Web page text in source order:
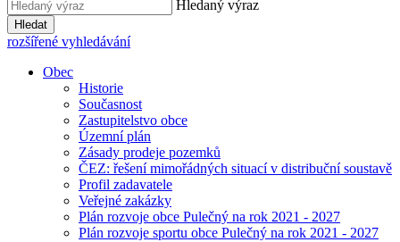
Hledaný výraz
Hledat
rozšířené vyhledávání
Obec
Historie
Současnost
Zastupitelstvo obce
Územní plán
Zásady prodeje pozemků
ČEZ: řešení mimořádných situací v distribuční soustavě
Profil zadavatele
Veřejné zakázky
Plán rozvoje obce Pulečný na rok 2021 - 2027
Plán rozvoje sportu obce Pulečný na rok 2021 - 2027